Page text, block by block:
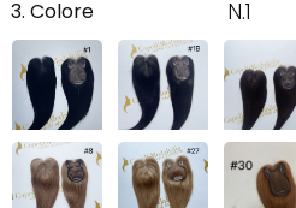
3. Colore
N.1